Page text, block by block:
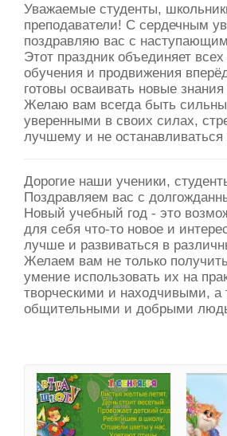
Уважаемые студенты,
преподаватели! С сердечным
поздравляю вас с
Этот праздник объединяет
обучения и продвижения
готовы осваивать новые
Желаю вам всегда быть
уверенными в своих силах,
лучшему и не останавливаться
Дорогие наши ученики,
Поздравляем вас с
Новый учебный год - это
для себя что-то новое и
лучше и развиваться в
Желаем вам не только
умение использовать их на
творческими и находчивыми, а
общительными и добрыми